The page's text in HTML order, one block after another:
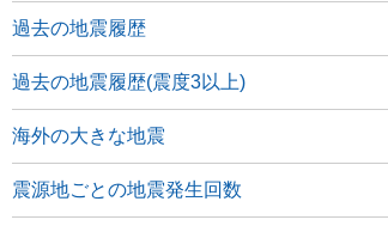
過去の地震履歴
過去の地震履歴(震度3以上)
海外の大きな地震
震源地ごとの地震発生回数